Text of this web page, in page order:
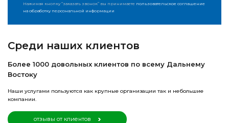
Нажимая кнопку “заказать звонок” вы принимаете пользовательское соглашение
на обработку персональной информации
Среди наших клиентов
Более 1000 довольных клиентов по всему Дальнему
Востоку
Наши услугами пользуются как крупные организации так и небольшие
компании.
отзывы от клиентов